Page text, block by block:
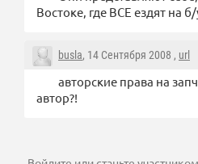
Востоке, где ВСЕ ездят на
busla, 14 Сентября 2008 , url
авторские права на
автор?!